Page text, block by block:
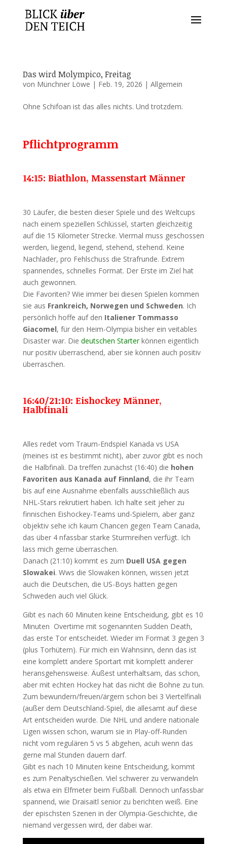
Das wird Molympico, Freitag
von Münchner Löwe | Feb. 19, 2026 | Allgemein
Ohne Schifoan ist das alles nichts. Und trotzdem.
Pflichtprogramm
14:15: Biathlon, Massenstart Männer
30 Läufer, die besten dieser Spiele und des Weltcups
nach einem speziellen Schlüssel, starten gleichzeitig
auf die 15 Kilometer Strecke. Viermal muss geschossen
werden, liegend, liegend, stehend, stehend. Keine
Nachlader, pro Fehlschuss die Strafrunde. Extrem
spannendes, schnelles Format. Der Erste im Ziel hat
auch gewonnen.
Die Favoriten? Wie immer bei diesen Spielen kommen
sie aus Frankreich, Norwegen und Schweden. Ich
persönlich hoffe auf den Italiener Tommasso
Giacomel, für den Heim-Olympia bisher ein veitables
Disaster war. Die deutschen Starterkönnen eigentlich
nur positiv überraschend, aber sie können auch positiv
überraschen.
16:40/21:10: Eishockey Männer,
Halbfinali
Alles redet vom Traum-Endspiel Kanada vs USA
(meines ist es bestimmt nicht), aber zuvor gibt es noch
die Halbfinali. Da treffen zunächst (16:40) die hohen
Favoriten aus Kanada auf Finnland, die ihr Team
bis auf eine Ausnahme ebenfalls ausschließlich aus
NHL-Stars rekrutiert haben. Ich halte seit jeher zu
finnischen Eishockey-Teams und-Spielern, aber ganz
objektiv sehe ich kaum Chancen gegen Team Canada,
das über 4 nfassbar starke Sturmreihen verfügt. Ich
lass mich gerne überraschen.
Danach (21:10) kommt es zum Duell USA gegen
Slowakei. Wws die Slowaken können, wissen jetzt
auch die Deutschen, die US-Boys hatten gegen
Schweden auch viel Glück.
Gibt es nach 60 Minuten keine Entscheidung, gibt es 10
Minuten Overtime mit sogenannten Sudden Death,
das erste Tor entscheidet. Wieder im Format 3 gegen 3
(plus Torhütern). Für mich ein Wahnsinn, denn das ist
eine komplett andere Sportart mit komplett anderer
heransgehensweise. Äußest unterhaltsam, das schon,
aber mit echten Hockey hat das nicht die Bohne zu tun.
Zum bewundern/freuen/ärgern schon bei 3 Viertelfinali
(außer dem Deutschland-Spiel, die allesamt auf diese
Art entscheiden wurde. Die NHL und andere nationale
Ligen wissen schon, warum sie in Play-off-Runden
nicht vom regulären 5 vs 5 abgehen, acuh wenn das
gerne mal Stunden dauern darf.
Gibt es nach 10 Minuten keine Entscheidung, kommt
es zum Penaltyschießen. Viel schwerer zu verwandeln
als etwa ein Elfmeter beim Fußball. Dennoch unfassbar
spannend, wie Draisaitl senior zu berichten weiß. Eine
der epischsten Szenen in der Olympia-Geschichte, die
niemand vergessen wird, der dabei war.